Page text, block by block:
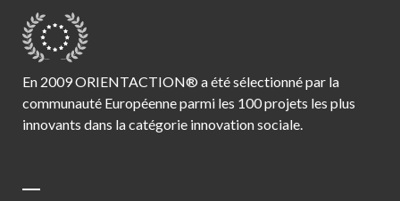
En 2009 ORIENTACTION® a été sélectionné par la
communauté Européenne parmi les 100 projets les plus
innovants dans la catégorie innovation sociale.